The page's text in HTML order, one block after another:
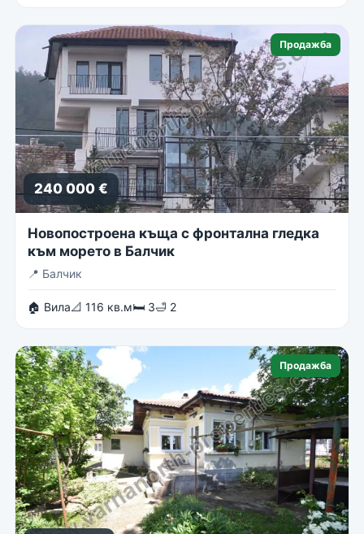
Продажба
240 000 €
Новопостроена къща с фронтална гледка
към морето в Балчик
📍 Балчик
🏠 Вила📐 116 кв.м🛏 3🛁 2
Продажба